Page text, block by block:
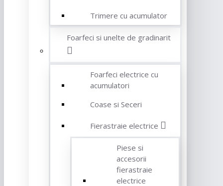
Trimere cu acumulator
Foarfeci si unelte de gradinarit
Foarfeci electrice cu
acumulatori
Coase si Seceri
Fierastraie electrice
Piese si
accesorii
fierastraie
electrice